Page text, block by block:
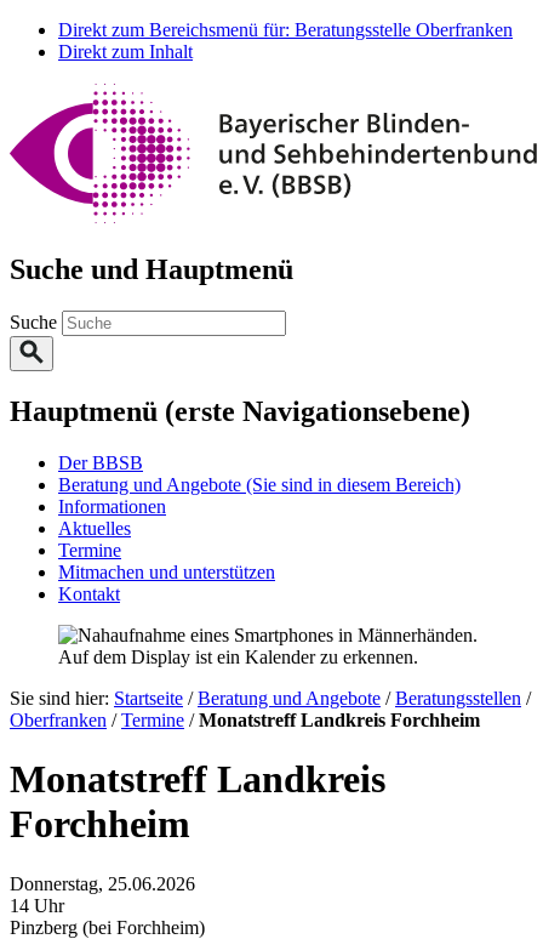
Direkt zum Bereichsmenü für: Beratungsstelle Oberfranken
Direkt zum Inhalt
Suche und Hauptmenü
Suche
Hauptmenü (erste Navigationsebene)
Der BBSB
Beratung und Angebote (Sie sind in diesem Bereich)
Informationen
Aktuelles
Termine
Mitmachen und unterstützen
Kontakt
Sie sind hier: Startseite /Beratung und Angebote /Beratungsstellen /
Oberfranken /Termine /Monatstreff Landkreis Forchheim
Monatstreff Landkreis
Forchheim
Donnerstag, 25.06.2026
14 Uhr
Pinzberg (bei Forchheim)